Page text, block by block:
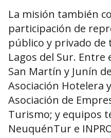
La misión también
participación de
público y privado de
Lagos del Sur.
San Martín y Junín
Asociación Hotelera
Asociación de
Turismo; y equipos
NeuquénTur e